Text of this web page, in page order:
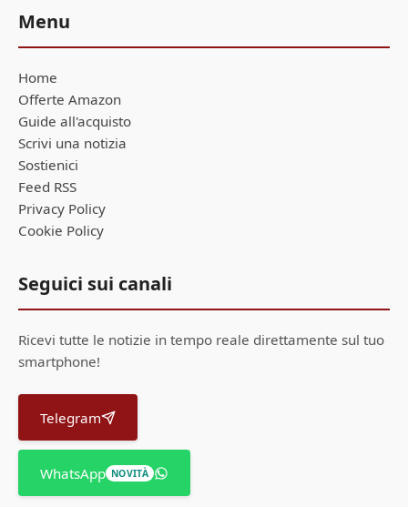
Menu
Home
Offerte Amazon
Guide all'acquisto
Scrivi una notizia
Sostienici
Feed RSS
Privacy Policy
Cookie Policy
Seguici sui canali
Ricevi tutte le notizie in tempo reale direttamente sul tuo
smartphone!
Telegram
WhatsApp NOVITÀ